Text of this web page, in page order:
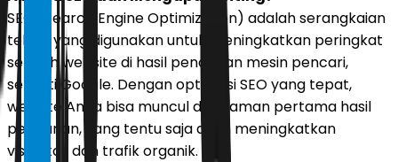
SEO (Search Engine Optimization) adalah serangkaian
teknik yang digunakan untuk meningkatkan peringkat
sebuah website di hasil pencarian mesin pencari,
seperti Google. Dengan optimasi SEO yang tepat,
website Anda bisa muncul di halaman pertama hasil
pencarian, yang tentu saja akan meningkatkan
visibilitas dan trafik organik.